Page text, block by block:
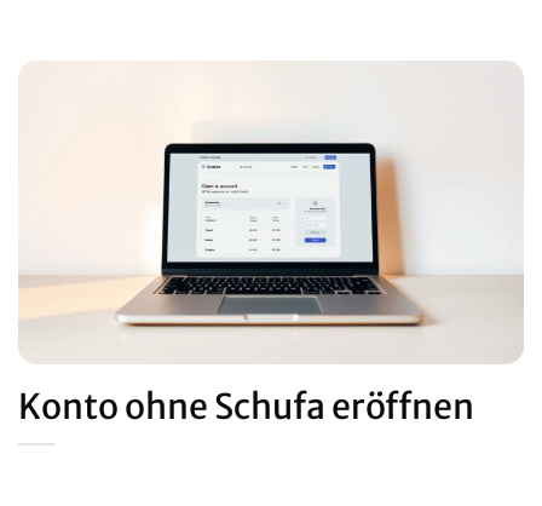
Konto ohne Schufa eröffnen